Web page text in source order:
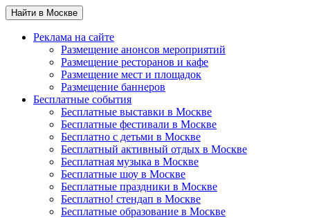
Найти в Москве
Реклама на сайте
Размещение анонсов мероприятий
Размещение ресторанов и кафе
Размещение мест и площадок
Размещение баннеров
Бесплатные события
Бесплатные выставки в Москве
Бесплатные фестивали в Москве
Бесплатно с детьми в Москве
Бесплатный активный отдых в Москве
Бесплатная музыка в Москве
Бесплатные шоу в Москве
Бесплатные праздники в Москве
Бесплатно! стендап в Москве
Бесплатные образование в Москве